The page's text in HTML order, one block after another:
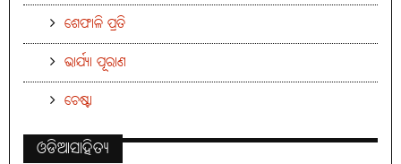
ଶେଫାଳି ପ୍ରତି
ଭାର୍ଯ୍ୟା ପୂରାଣ
ଚେଷ୍ଟା
ଓଡିଆସାହିତ୍ୟ